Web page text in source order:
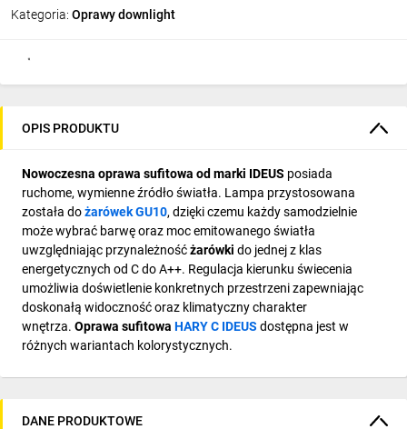
Kategoria: Oprawy downlight
OPIS PRODUKTU
Nowoczesna oprawa sufitowa od marki IDEUS posiada
ruchome, wymienne źródło światła. Lampa przystosowana
została dożarówek GU10, dzięki czemu każdy samodzielnie
może wybrać barwę oraz moc emitowanego światła
uwzględniając przynależnośćżarówki do jednej z klas
energetycznych od C do A++. Regulacja kierunku świecenia
umożliwia doświetlenie konkretnych przestrzeni zapewniając
doskonałą widoczność oraz klimatyczny charakter
wnętrza. Oprawa sufitowa HARY C IDEUS dostępna jest w
różnych wariantach kolorystycznych.
DANE PRODUKTOWE